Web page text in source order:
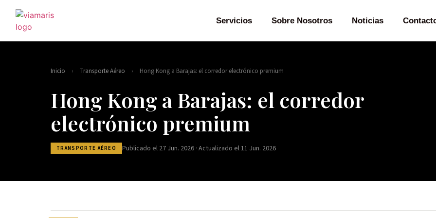
Servicios Sobre Nosotros Noticias
Inicio › Transporte Aéreo › Hong Kong a Barajas: el corredor electrónico premium
Hong Kong a Barajas: el corredor
electrónico premium
TRANSPORTE AÉREO Publicado el 27 Jun. 2026 · Actualizado el 11 Jun. 2026